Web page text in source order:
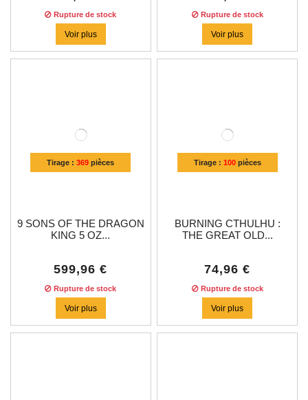
Rupture de stock
Voir plus
Rupture de stock
Voir plus
Tirage :369 pièces
9 SONS OF THE DRAGON
KING 5 OZ...
599,96 €
Rupture de stock
Voir plus
Tirage : 100pièces
BURNING CTHULHU :
THE GREAT OLD...
74,96 €
Rupture de stock
Voir plus